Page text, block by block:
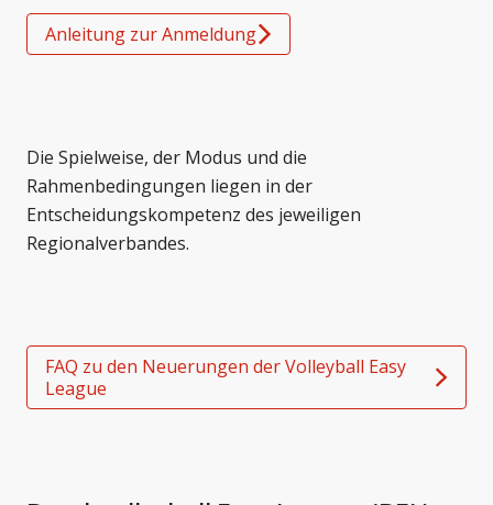
Anleitung zur Anmeldung
Die Spielweise, der Modus und die
Rahmenbedingungen liegen in der
Entscheidungskompetenz des jeweiligen
Regionalverbandes.
FAQ zu den Neuerungen der Volleyball Easy
League